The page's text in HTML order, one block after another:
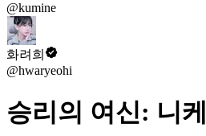
@kumine
화려희
@hwaryeohi
승리의 여신: 니케